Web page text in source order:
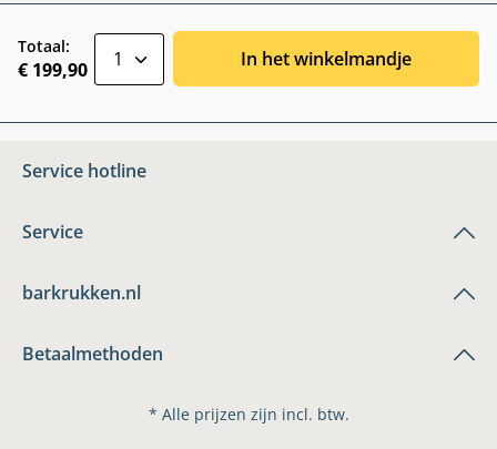
Totaal:
€ 199,90 In het winkelmandje
Service hotline
Service
barkrukken.nl
Betaalmethoden
* Alle prijzen zijn incl. btw.